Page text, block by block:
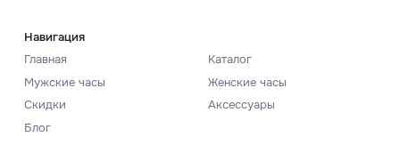
Навигация
Главная
Каталог
Мужские часы
Женские часы
Скидки
Аксессуары
Блог